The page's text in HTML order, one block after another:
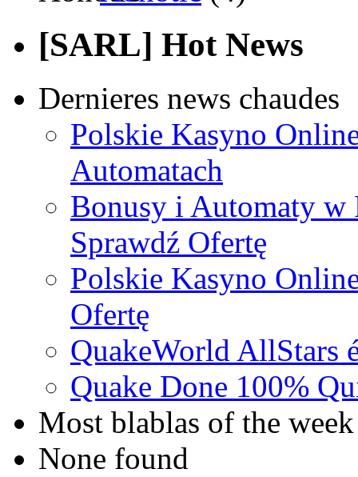
[SARL] Hot News
Dernieres news chaudes
Polskie Kasyno
Automatach
Bonusy i Automaty w
Sprawdź Ofertę
Polskie Kasyno
Ofertę
QuakeWorld AllStars
Quake Done 100%
Most blablas of the week
None found